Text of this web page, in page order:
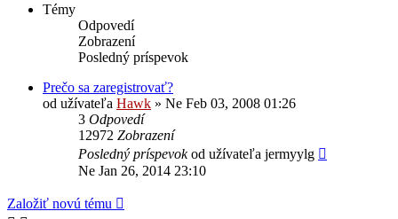
Témy
Odpovedí
Zobrazení
Posledný príspevok
Prečo sa zaregistrovať?
od užívateľa Hawk » Ne Feb 03, 2008 01:26
3 Odpovedí
12972 Zobrazení
Posledný príspevokod užívateľa jermyylg
Ne Jan 26, 2014 23:10
Založiť novú tému